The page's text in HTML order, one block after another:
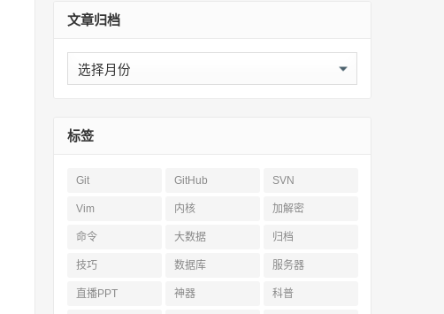
文章归档
文
章
标签
Git GitHub SVN
Vim 内核 加解密
命令 大数据 归档
技巧 数据库 服务器
直播PPT 神器 科普